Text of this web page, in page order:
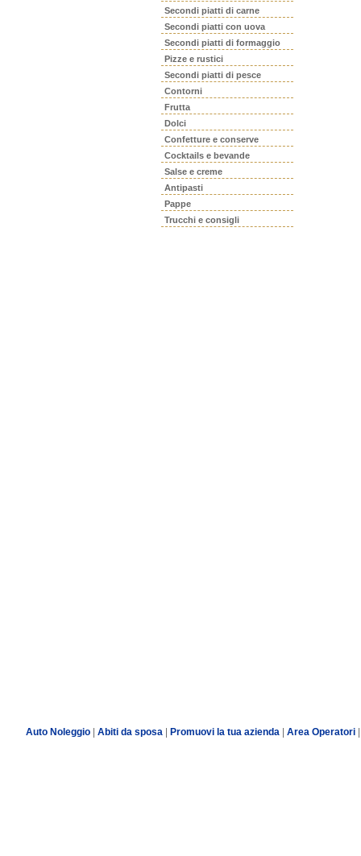
Secondi piatti di carne
Secondi piatti con uova
Secondi piatti di formaggio
Pizze e rustici
Secondi piatti di pesce
Contorni
Frutta
Dolci
Confetture e conserve
Cocktails e bevande
Salse e creme
Antipasti
Pappe
Trucchi e consigli
Auto Noleggio| Abiti da sposa| Promuovi la tua azienda Area Operatori